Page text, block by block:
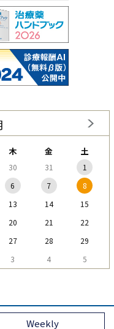
木 金 土
30 31
1
6 7
8
13 14
15
20 21
22
27 28
29
3 4 5
Weekly